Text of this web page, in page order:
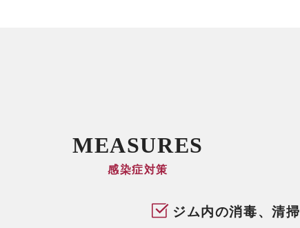
MEASURES
感染症対策
ジム内の消毒、清掃